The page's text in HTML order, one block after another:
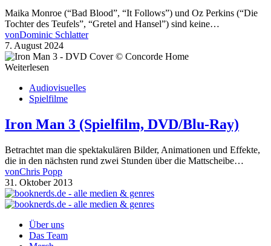
Maika Monroe (“Bad Blood”, “It Follows”) und Oz Perkins (“Die
Tochter des Teufels”, “Gretel and Hansel”) sind keine…
vonDominic Schlatter
7. August 2024
Weiterlesen
Audiovisuelles
Spielfilme
Iron Man 3 (Spielfilm, DVD/Blu-Ray)
Betrachtet man die spektakulären Bilder, Animationen und Effekte,
die in den nächsten rund zwei Stunden über die Mattscheibe…
vonChris Popp
31. Oktober 2013
Über uns
Das Team